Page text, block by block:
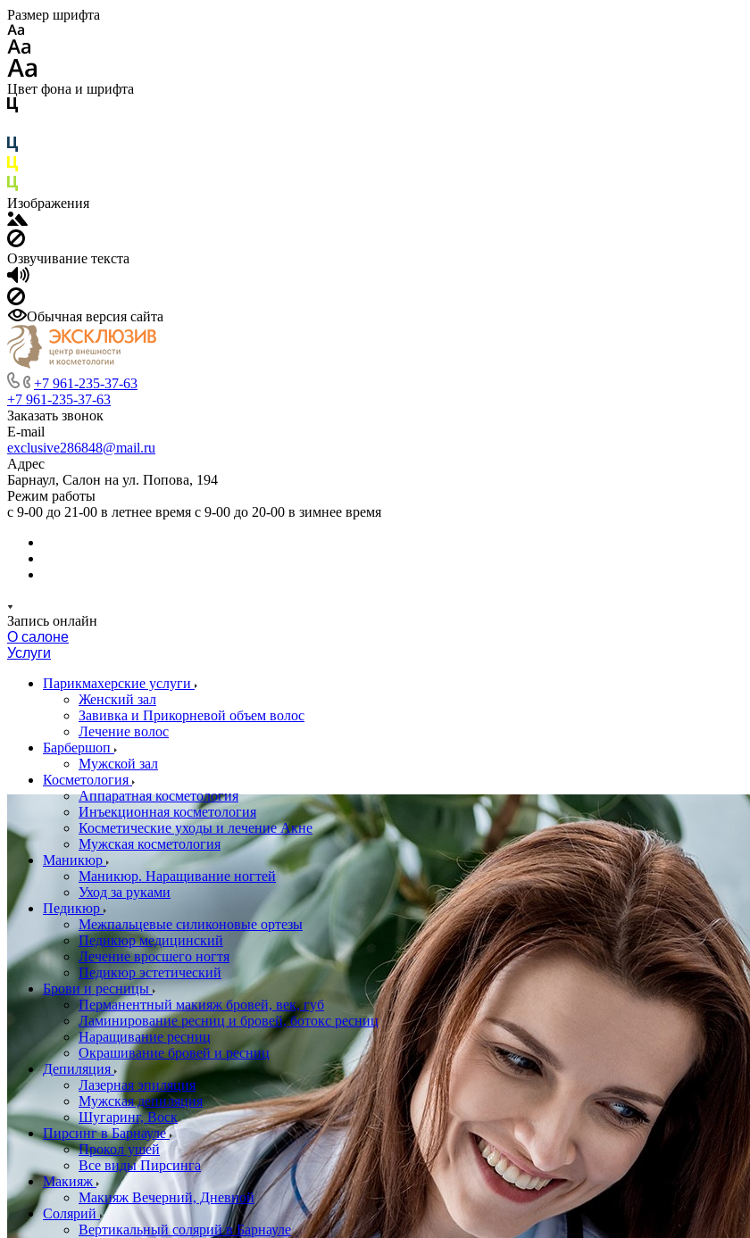
Размер шрифта
Цвет фона и шрифта
Изображения
Озвучивание текста
Обычная версия сайта
+7 961-235-37-63
+7 961-235-37-63
Заказать звонок
E-mail
exclusive286848@mail.ru
Адрес
Барнаул, Салон на ул. Попова, 194
Режим работы
с 9-00 до 21-00 в летнее время с 9-00 до 20-00 в зимнее время
Запись онлайн
О салоне
Услуги
Парикмахерские услуги
Женский зал
Завивка и Прикорневой объем волос
Лечение волос
Барбершоп
Мужской зал
Косметология
Аппаратная косметология
Инъекционная косметология
Косметические уходы и лечение Акне
Мужская косметология
Маникюр
Маникюр. Наращивание ногтей
Уход за руками
Педикюр
Межпальцевые силиконовые ортезы
Педикюр медицинский
Лечение вросшего ногтя
Педикюр эстетический
Брови и ресницы
Перманентный макияж бровей, век, губ
Ламинирование ресниц и бровей, бoтoкс ресниц
Наращивание ресниц
Окрашивание бровей и ресниц
Депиляция
Лазерная эпиляция
Мужская депиляция
Шугаринг, Воск
Пирсинг в Барнауле
Прокол ушей
Все виды Пирсинга
Макияж
Макияж Вечерний, Дневной
Солярий
Вертикальный солярий в Барнауле